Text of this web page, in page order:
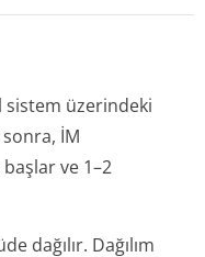
üzerindeki
İM
ve 1–2
dağılır. Dağılım